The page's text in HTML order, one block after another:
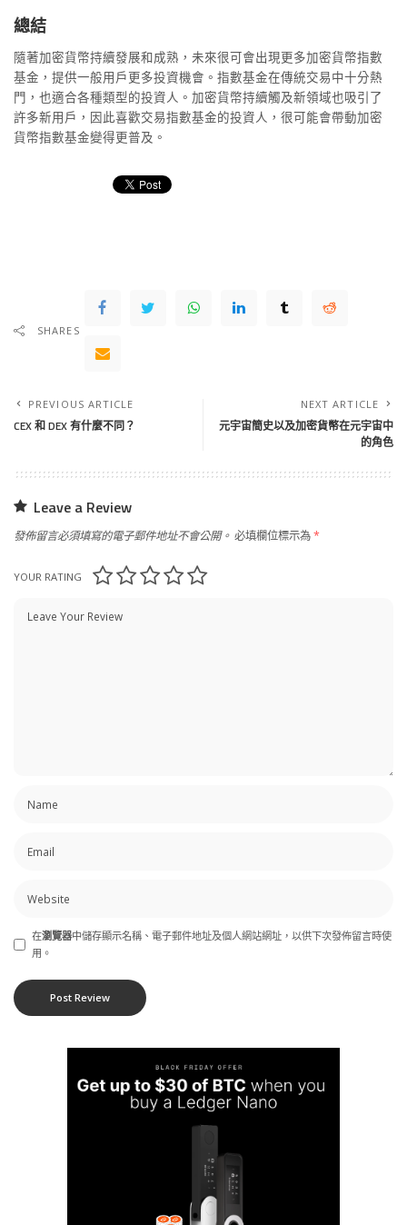
總結
隨著加密貨幣持續發展和成熟，未來很可會出現更多加密貨幣指數
基金，提供一般用戶更多投資機會。指數基金在傳統交易中十分熱
門，也適合各種類型的投資人。加密貨幣持續觸及新領域也吸引了
許多新用戶，因此喜歡交易指數基金的投資人，很可能會帶動加密
貨幣指數基金變得更普及。
SHARES
PREVIOUS ARTICLE
CEX 和 DEX 有什麼不同？
NEXT ARTICLE
元宇宙簡史以及加密貨幣在元宇宙中
的角色
Leave a Review
發佈留言必須填寫的電子郵件地址不會公開。 必填欄位標示為*
YOUR RATING
在瀏覽器中儲存顯示名稱、電子郵件地址及個人網站網址，以供下次發佈留言時使
用。